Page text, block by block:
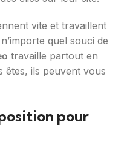
vite et travaillent
quel souci de
travaille partout en
êtes, ils peuvent vous
pour